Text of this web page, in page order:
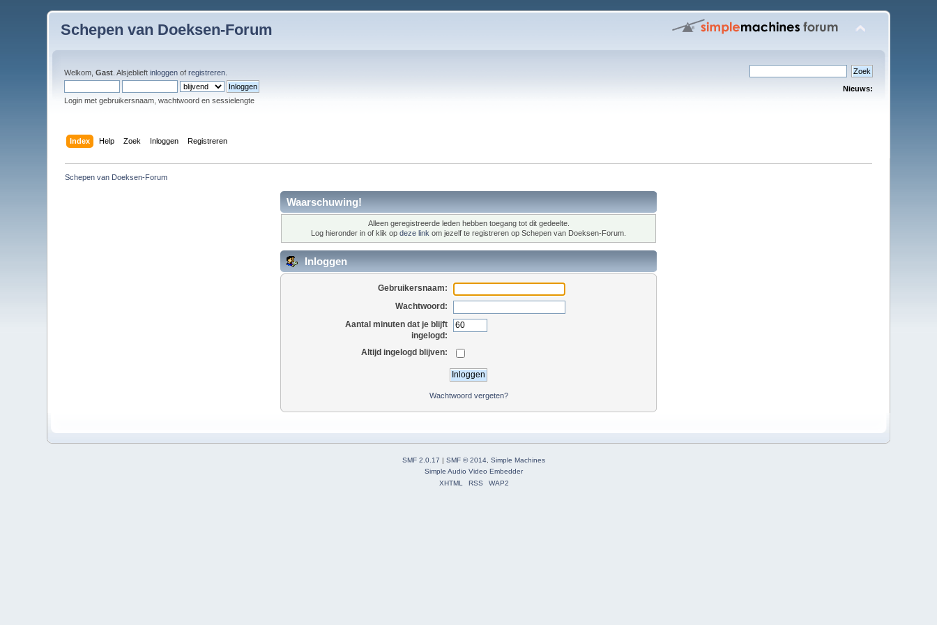
Schepen van Doeksen-Forum
Welkom,Gast . Alsjeblieftinloggen ofregistreren
Login met gebruikersnaam, wachtwoord en sessielengte
Nieuws:
Index Help Zoek Inloggen Registreren
Schepen van Doeksen-Forum
Waarschuwing!
Alleen geregistreerde leden hebben toegang tot dit gedeelte.
Log hieronder in of klik op deze link om jezelf te registreren op Schepen van Doeksen-Forum.
Inloggen
Gebruikersnaam:
Wachtwoord:
Aantal minuten dat je blijft
ingelogd:
Altijd ingelogd blijven:
Wachtwoord vergeten?
SMF 2.0.17 | SMF © 2014 Simple Machines
Simple Audio Video Embedder
XHTML
RSS WAP2